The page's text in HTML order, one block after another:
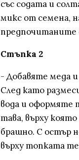
със содата и
микс от семена,
предпочитаните
Стъпка 2
- Добавяте меда и
След като
вода и оформяте
тава, върху
брашно. С остър
върху топката